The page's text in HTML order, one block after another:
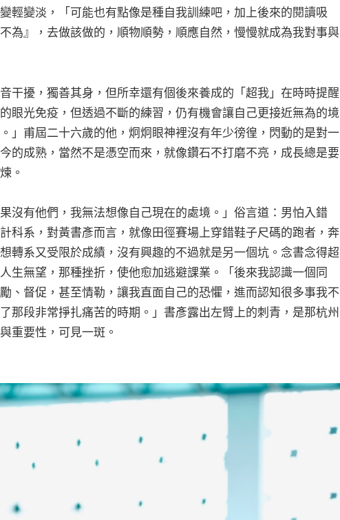
輕變淡，「可能也有點像是種自我訓練吧，加上後來的閱讀吸
為』，去做該做的，順物順勢，順應自然，慢慢就成為我對事與
干擾，獨善其身，但所幸還有個後來養成的「超我」在時時提醒
眼光免疫，但透過不斷的練習，仍有機會讓自己更接近無為的境
」甫屆二十六歲的他，炯炯眼神裡沒有年少徬徨，閃動的是對一
的成熟，當然不是憑空而來，就像鑽石不打磨不亮，成長總是要
。
沒有他們，我無法想像自己現在的處境。」俗言道：男怕入錯
科系，對黃書彥而言，就像田徑賽場上穿錯鞋子尺碼的跑者，奔
轉系又受限於成績，沒有興趣的不過就是另一個坑。念書念得超
生無望，那種挫折，使他愈加逃避課業。「後來我認識一個同
、督促，甚至情勒，讓我直面自己的恐懼，進而認知很多事我不
那段非常掙扎痛苦的時期。」書彥露出左臂上的刺青，是那杭州
重要性，可見一斑。